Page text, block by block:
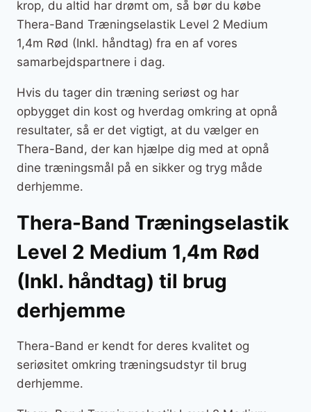
krop, du altid har drømt om, så bør du købe
Thera-Band Træningselastik Level 2 Medium
1,4m Rød (Inkl. håndtag) fra en af vores
samarbejdspartnere i dag.
Hvis du tager din træning seriøst og har
opbygget din kost og hverdag omkring at opnå
resultater, så er det vigtigt, at du vælger en
Thera-Band, der kan hjælpe dig med at opnå
dine træningsmål på en sikker og tryg måde
derhjemme.
Thera-Band Træningselastik
Level 2 Medium 1,4m Rød
(Inkl. håndtag) til brug
derhjemme
Thera-Band er kendt for deres kvalitet og
seriøsitet omkring træningsudstyr til brug
derhjemme.